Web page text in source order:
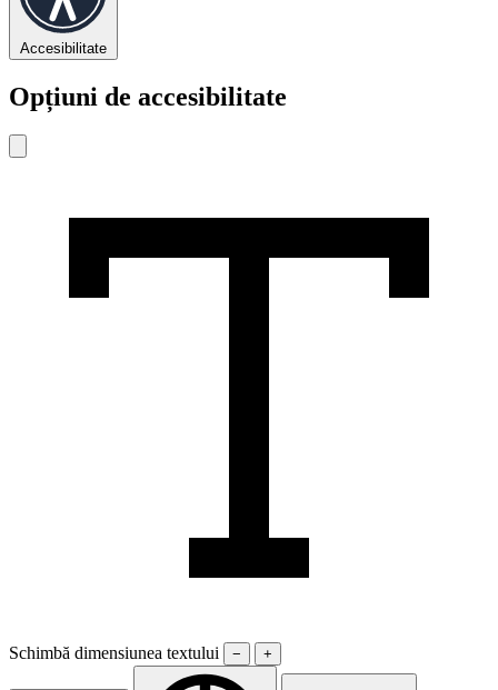
Accesibilitate
Opțiuni de accesibilitate
Schimbă dimensiunea textului − +